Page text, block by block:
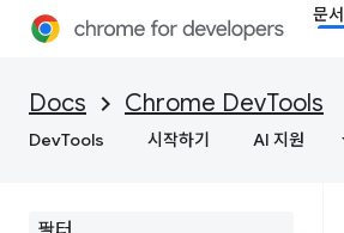
문서
Docs Chrome DevTools
DevTools 시작하기 AI 지원
자바스크립트 디버그
자바스크립트 스니펫 실행